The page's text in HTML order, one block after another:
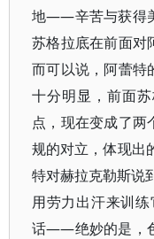
地——辛苦与获得
苏格拉底在前面对
而可以说，阿蕾特
十分明显，前面
点，现在变成了两
规的对立，体现出
特对赫拉克勒斯说
用劳力出汗来训
话——绝妙的是，